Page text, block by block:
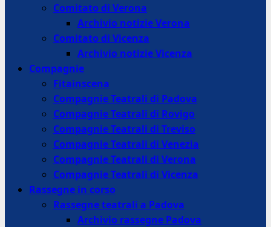
Comitato di Verona
Archivio notizie Verona
Comitato di Vicenza
Archivio notizie Vicenza
Compagnie
Fitainscena
Compagnie Teatrali di Padova
Compagnie Teatrali di Rovigo
Compagnie Teatrali di Treviso
Compagnie Teatrali di Venezia
Compagnie Teatrali di Verona
Compagnie Teatrali di Vicenza
Rassegne in corso
Rassegne teatrali a Padova
Archivio rassegne Padova